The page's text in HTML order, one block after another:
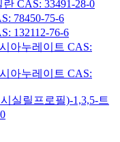
CAS: 33491-28-0
78450-75-6
132112-76-6
아누레이트 CAS:
아누레이트 CAS:
실릴프로필)-1,3,5-트